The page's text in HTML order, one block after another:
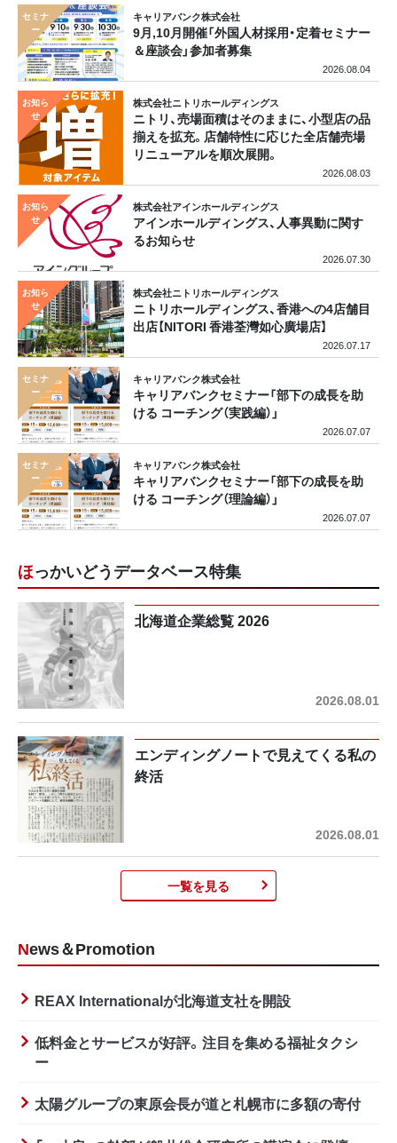
キャリアバンク株式会社
9月,10月開催「外国人材採用・定着セミナー
＆座談会」参加者募集
2026.08.04
株式会社ニトリホールディングス
ニトリ、売場面積はそのままに、小型店の品
揃えを拡充。店舗特性に応じた全店舗売場
リニューアルを順次展開。
2026.08.03
株式会社アインホールディングス
アインホールディングス、人事異動に関す
るお知らせ
2026.07.30
株式会社ニトリホールディングス
ニトリホールディングス、香港への4店舗目
出店【NITORI 香港荃灣如心廣場店】
2026.07.17
キャリアバンク株式会社
キャリアバンクセミナー「部下の成長を助
ける コーチング（実践編）」
2026.07.07
キャリアバンク株式会社
キャリアバンクセミナー「部下の成長を助
ける コーチング（理論編）」
2026.07.07
ほっかいどうデータベース特集
北海道企業総覧 2026
2026.08.01
エンディングノートで見えてくる私の
終活
2026.08.01
一覧を見る
News＆Promotion
REAX Internationalが北海道支社を開設
低料金とサービスが好評。注目を集める福祉タクシ
ー
太陽グループの東原会長が道と札幌市に多額の寄付